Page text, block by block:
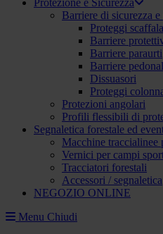
Protezione e Sicurezza
Barriere di sicurezza
Proteggi
Barriere
Barriere paraurti
Barriere
Dissuasori
Proteggi
Protezioni angolari
Profili flessibili di
Segnaletica forestale ed
Macchine traccialinee
Vernici per campi
Tracciatori forestali
Accessori / segnaletica
NEGOZIO ONLINE
Menu Chiudi